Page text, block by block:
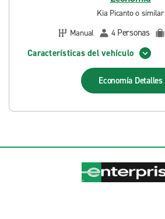
Kia Picanto o similar
Manual
4 Personas
Características del vehículo
Economía Detalles